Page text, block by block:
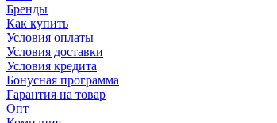
Бренды
Как купить
Условия оплаты
Условия доставки
Условия кредита
Бонусная программа
Гарантия на товар
Опт